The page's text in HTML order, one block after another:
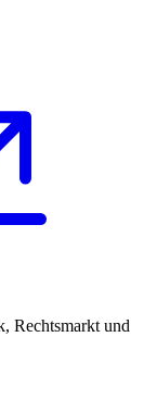
Rechtsmarkt und